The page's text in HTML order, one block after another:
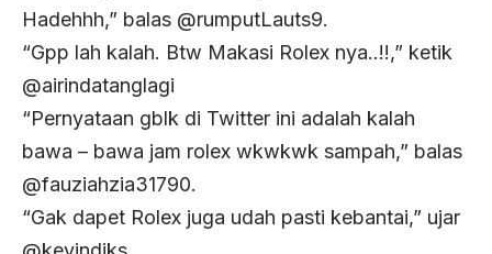
Hadehhh,” balas @rumputLauts9.
“Gpp lah kalah. Btw Makasi Rolex nya..!!,” ketik
@airindatanglagi
“Pernyataan gblk di Twitter ini adalah kalah
bawa – bawa jam rolex wkwkwk sampah,” balas
@fauziahzia31790.
“Gak dapet Rolex juga udah pasti kebantai,” ujar